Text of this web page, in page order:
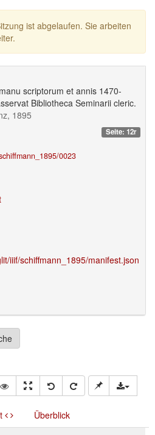
ist abgelaufen. Sie arbeiten
scriptorum et annis 1470-
Bibliotheca Seminarii cleric.
1895
Seite: 12r
0023
iiif/schiffmann_1895/manifest.json
Überblick